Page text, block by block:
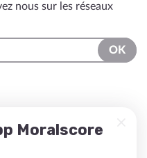
nous sur les réseaux
OK
Moralscore